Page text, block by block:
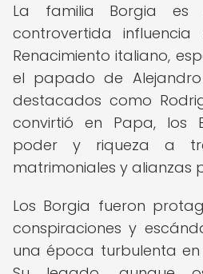
La familia Borgia es
controvertida
Renacimiento italiano,
el papado de
destacados como
convirtió en Papa, los
poder y riqueza a
matrimoniales y alianzas
Los Borgia fueron
conspiraciones y
una época turbulenta